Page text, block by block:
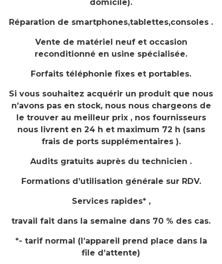
domicile).
Réparation de smartphones,tablettes,consoles .
Vente de matériel neuf et occasion
reconditionné en usine spécialisée.
Forfaits téléphonie fixes et portables.
Si vous souhaitez acquérir un produit que nous
n’avons pas en stock, nous nous chargeons de
le trouver au meilleur prix , nos fournisseurs
nous livrent en 24 h et maximum 72 h (sans
frais de ports supplémentaires ).
Audits gratuits auprès du technicien .
Formations d’utilisation générale sur RDV.
Services rapides* ,
travail fait dans la semaine dans 70 % des cas.
*- tarif normal (l’appareil prend place dans la
file d’attente)